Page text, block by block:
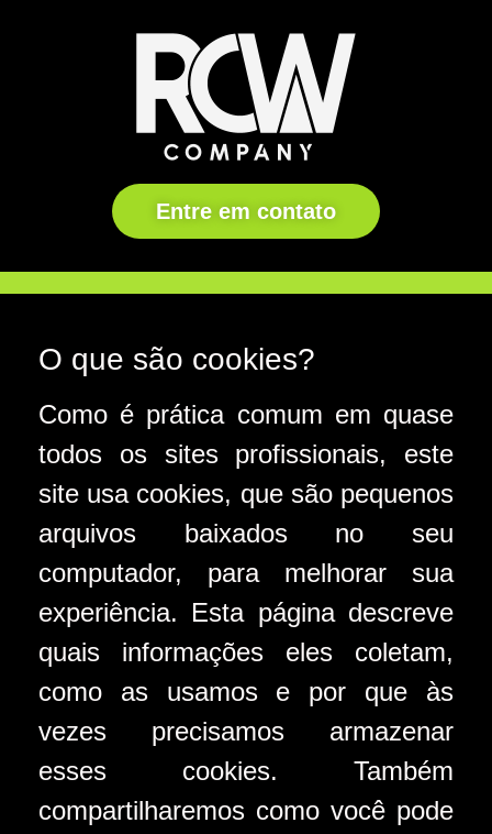
Entre em contato
O que são cookies?
Como é prática comum em quase
todos os sites profissionais, este
site usa cookies, que são pequenos
arquivos baixados no seu
computador, para melhorar sua
experiência. Esta página descreve
quais informações eles coletam,
como as usamos e por que às
vezes precisamos armazenar
esses cookies. Também
compartilharemos como você pode